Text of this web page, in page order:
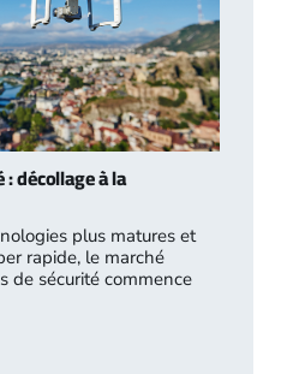
décollage à la
plus matures et
rapide, le marché
de sécurité commence